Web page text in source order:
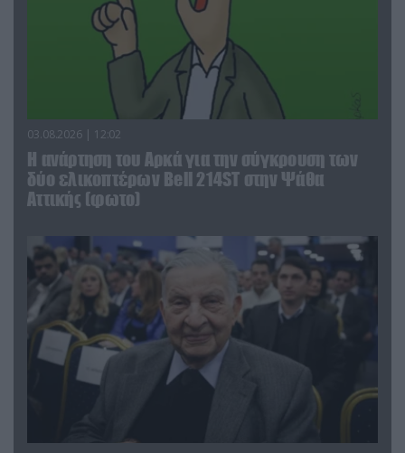
03.08.2026 | 12:02
Η ανάρτηση του Αρκά για την σύγκρουση των
δύο ελικοπτέρων Bell 214ST στην Ψάθα
Αττικής (φωτο)